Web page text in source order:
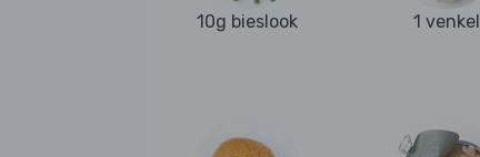
10g bieslook 1 venkel